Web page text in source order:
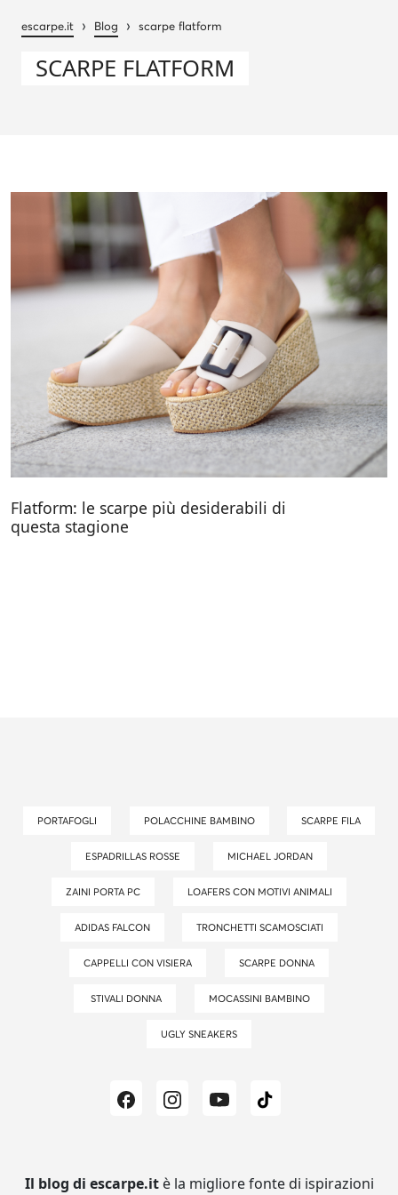
escarpe.it › Blog › scarpe flatform
SCARPE FLATFORM
Flatform: le scarpe più desiderabili di
questa stagione
PORTAFOGLI POLACCHINE BAMBINO SCARPE FILA
ESPADRILLAS ROSSE MICHAEL JORDAN
ZAINI PORTA PC LOAFERS CON MOTIVI ANIMALI
ADIDAS FALCON TRONCHETTI SCAMOSCIATI
CAPPELLI CON VISIERA SCARPE DONNA
STIVALI DONNA MOCASSINI BAMBINO
UGLY SNEAKERS
Il blog di escarpe.it è la migliore fonte di ispirazioni